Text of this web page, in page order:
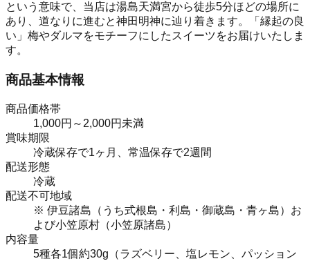
という意味で、当店は湯島天満宮から徒歩5分ほどの場所に
あり、道なりに進むと神田明神に辿り着きます。「縁起の良
い」梅やダルマをモチーフにしたスイーツをお届けいたしま
す。
商品基本情報
商品価格帯
1,000円～2,000円未満
賞味期限
冷蔵保存で1ヶ月、常温保存で2週間
配送形態
冷蔵
配送不可地域
※ 伊豆諸島（うち式根島・利島・御蔵島・青ヶ島）お
よび小笠原村（小笠原諸島）
内容量
5種各1個約30g（ラズベリー、塩レモン、パッション